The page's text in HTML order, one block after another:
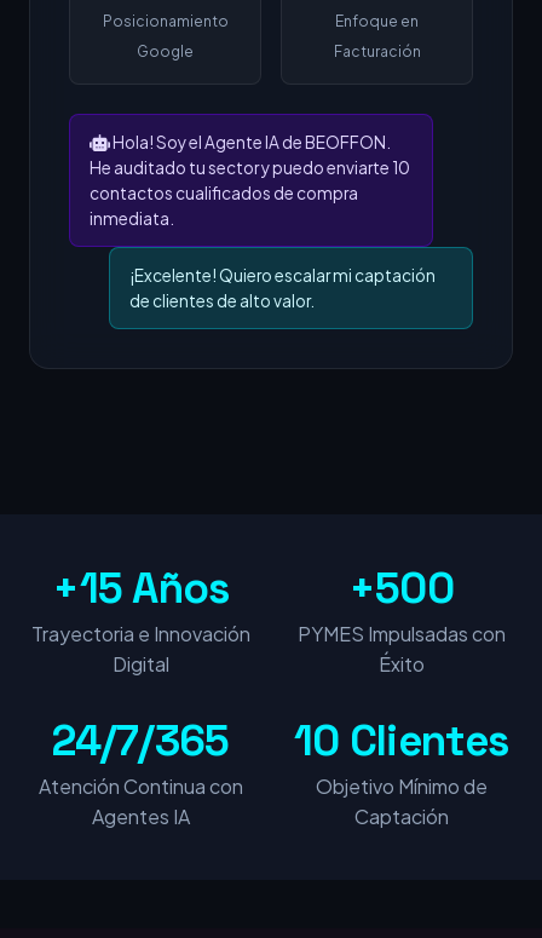
Posicionamiento
Google
Enfoque en
Facturación
Hola! Soy el Agente IA de BEOFFON.
He auditado tu sector y puedo enviarte 10
contactos cualificados de compra
inmediata.
¡Excelente! Quiero escalar mi captación
de clientes de alto valor.
+15 Años
Trayectoria e Innovación
Digital
+500
PYMES Impulsadas con
Éxito
24/7/365
Atención Continua con
Agentes IA
10 Clientes
Objetivo Mínimo de
Captación